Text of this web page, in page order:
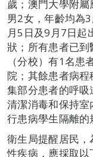
歲；澳門大學附
男2女，年齡均為
月5日及9月7日起
狀；所有患者已
（分校）有1名
院；其餘患者病
集部分患者的呼
清潔消毒和保持
行患病學生隔離的
衛生局提醒居民
性疾病，應採取以